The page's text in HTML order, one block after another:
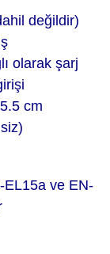
değildir)
olarak şarj
cm
EL15a ve EN-